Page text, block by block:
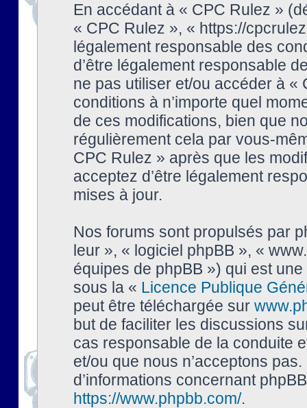
En accédant à « CPC Rulez »
« CPC Rulez », « https://
légalement responsable des
d’être légalement responsable
ne pas utiliser et/ou accéder à
conditions à n’importe quel
de ces modifications, bien que
régulièrement cela par vous-
CPC Rulez » après que les
acceptez d’être légalement
mises à jour.
Nos forums sont propulsés par
leur », « logiciel phpBB », «
équipes de phpBB ») qui est
sous la « Licence Publique
peut être téléchargée sur
but de faciliter les discussions
cas responsable de la conduite
et/ou que nous n’acceptons
d’informations concernant
https://www.phpbb.com/.